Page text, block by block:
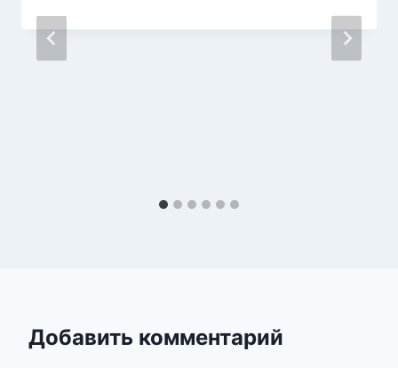
Добавить комментарий